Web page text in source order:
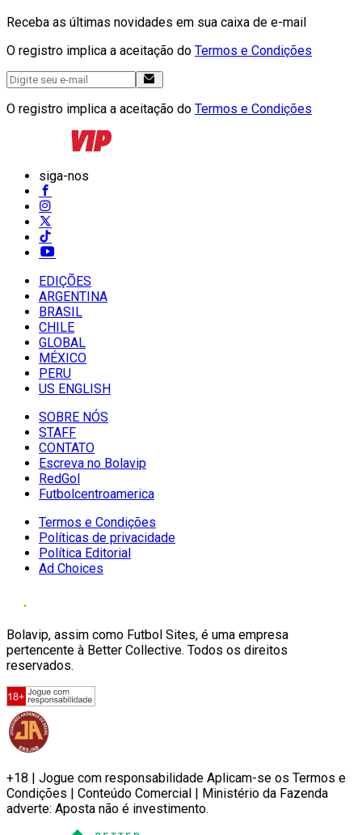
Receba as últimas novidades em sua caixa de e-mail
O registro implica a aceitação do Termos e Condições
O registro implica a aceitação do Termos e Condições
siga-nos
EDIÇÕES
ARGENTINA
BRASIL
CHILE
GLOBAL
MÉXICO
PERU
US ENGLISH
SOBRE NÓS
STAFF
CONTATO
Escreva no Bolavip
RedGol
Futbolcentroamerica
Termos e Condições
Políticas de privacidade
Política Editorial
Ad Choices
Bolavip, assim como Futbol Sites, é uma empresa
pertencente à Better Collective. Todos os direitos
reservados.
+18 | Jogue com responsabilidade Aplicam-se os Termos e
Condições | Conteúdo Comercial | Ministério da Fazenda
adverte: Aposta não é investimento.